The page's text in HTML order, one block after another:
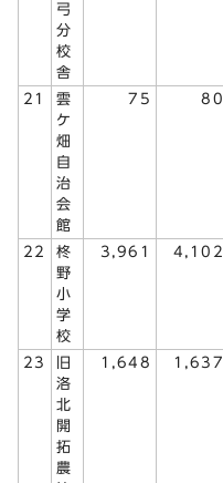
弓
分
校
舎
21
雲
ケ
畑
自
治
会
館
75 80
22
柊
野
小
学
校
3,961 4,102
23
旧
洛
北
開
拓
農
1,648 1,637